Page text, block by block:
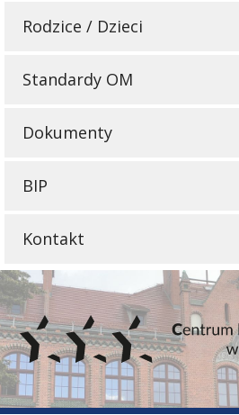
Rodzice / Dzieci
Standardy OM
Dokumenty
BIP
Kontakt